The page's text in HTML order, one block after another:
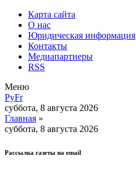
Карта сайта
О нас
Юридическая информация
Контакты
Медиапартнеры
RSS
Меню
РуFr
суббота, 8 августа 2026
Главная »
суббота, 8 августа 2026
Рассылка газеты на email